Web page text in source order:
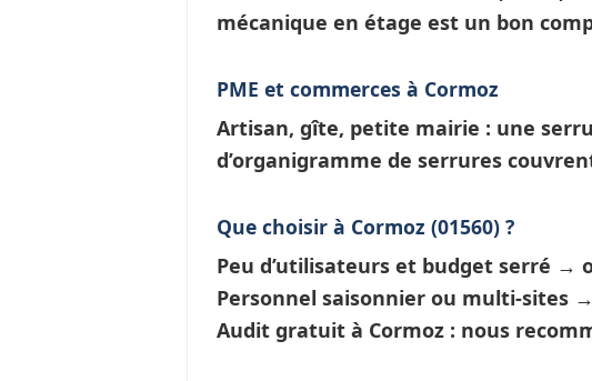
mécanique en étage est un bon
PME et commerces à Cormoz
Artisan, gîte, petite mairie : une
d’organigramme de serrures
Que choisir à Cormoz (01560) ?
Peu d’utilisateurs et budget serré →
Personnel saisonnier ou multi-sites →
Audit gratuit à Cormoz : nous